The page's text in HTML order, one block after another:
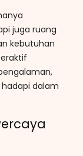
juga ruang
kebutuhan
dalam